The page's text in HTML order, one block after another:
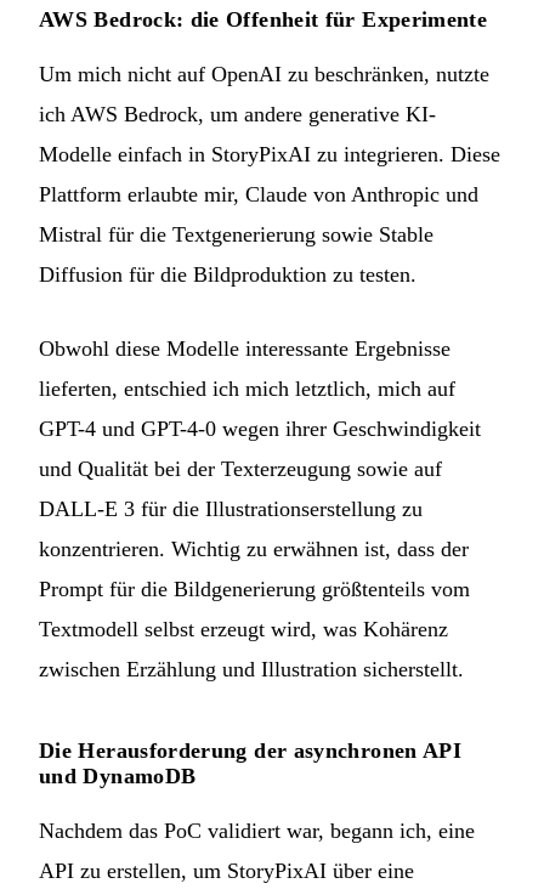
AWS Bedrock: die Offenheit für Experimente
Um mich nicht auf OpenAI zu beschränken, nutzte
ich AWS Bedrock, um andere generative KI-
Modelle einfach in StoryPixAI zu integrieren. Diese
Plattform erlaubte mir, Claude von Anthropic und
Mistral für die Textgenerierung sowie Stable
Diffusion für die Bildproduktion zu testen.
Obwohl diese Modelle interessante Ergebnisse
lieferten, entschied ich mich letztlich, mich auf
GPT-4 und GPT-4-0 wegen ihrer Geschwindigkeit
und Qualität bei der Texterzeugung sowie auf
DALL-E 3 für die Illustrationserstellung zu
konzentrieren. Wichtig zu erwähnen ist, dass der
Prompt für die Bildgenerierung größtenteils vom
Textmodell selbst erzeugt wird, was Kohärenz
zwischen Erzählung und Illustration sicherstellt.
Die Herausforderung der asynchronen API
und DynamoDB
Nachdem das PoC validiert war, begann ich, eine
API zu erstellen, um StoryPixAI über eine